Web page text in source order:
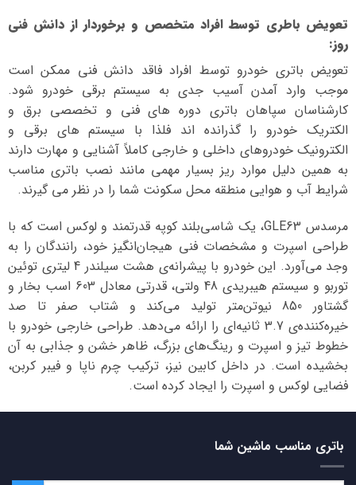
تعویض باطری توسط افراد متخصص و برخوردار از دانش فنی
روز:
تعویض باتری خودرو توسط افراد فاقد دانش فنی ممکن است
موجب وارد آمدن آسیب جدی به سیستم برقی خودرو شود.
کارشناسان سپاهان باتری دوره های فنی و تخصصی برق و
الکتریک خودرو را گذرانده اند فلذا با سیستم های برقی و
الکترونیک خودروهای داخلی و خارجی کاملاً آشنایی و مهارت دارند
به همین دلیل موارد ریز بسیار مهمی مانند نصب باتری مناسب
شرایط آب و هوایی منطقه محل سکونت شما را در نظر می گیرند.
مرسدس GLE63، یک شاسی‌بلند کوپه قدرتمند و لوکس است که با
طراحی اسپرت و مشخصات فنی هیجان‌انگیز خود، رانندگان را به
وجد می‌آورد. این خودرو با پیشرانه‌ی هشت سیلندر 4 لیتری توئین
توربو و سیستم هیبریدی 48 ولتی، قدرتی معادل 603 اسب بخار و
گشتاور 850 نیوتن‌متر تولید می‌کند و شتاب صفر تا صد
خیره‌کننده‌ی 3.7 ثانیه‌ای را ارائه می‌دهد. طراحی خارجی خودرو با
خطوط تیز و اسپرت و رینگ‌های بزرگ، ظاهر خشن و جذابی به آن
بخشیده است. در داخل کابین نیز، ترکیب چرم ناپا و فیبر کربن،
فضایی لوکس و اسپرت را ایجاد کرده است.
باتری مناسب ماشین شما